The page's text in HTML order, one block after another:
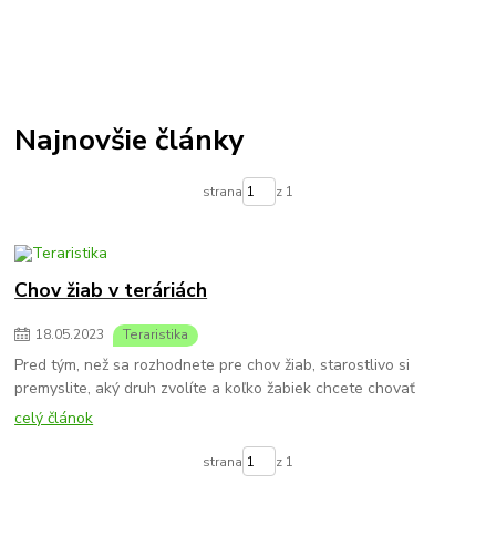
Najnovšie články
strana z 1
Chov žiab v teráriách
18.05.2023 Teraristika
Pred tým, než sa rozhodnete pre chov žiab, starostlivo si
premyslite, aký druh zvolíte a koľko žabiek chcete chovať
celý článok
strana z 1